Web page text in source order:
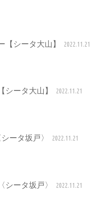
【シータ大山】 2022.11.21
シータ大山】 2022.11.21
ータ坂戸〉 2022.11.21
シータ坂戸〉 2022.11.21